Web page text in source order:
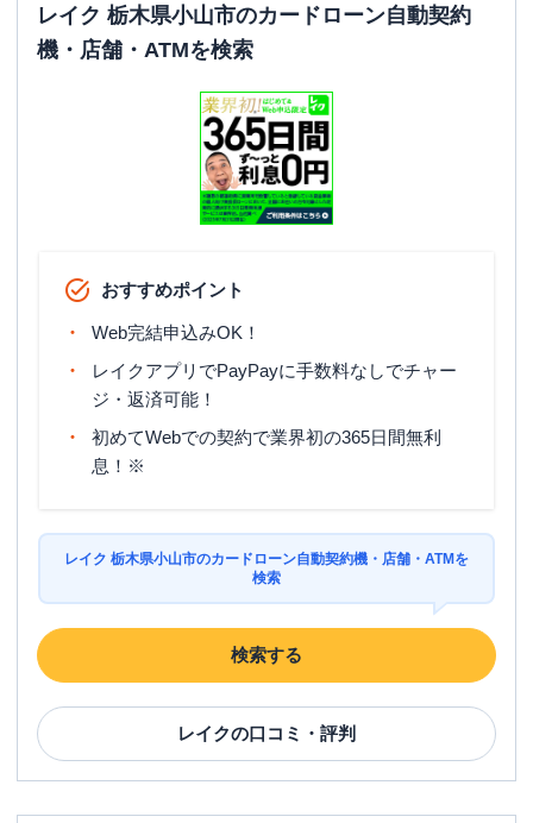
レイク 栃木県小山市のカードローン自動契約
機・店舗・ATMを検索
おすすめポイント
Web完結申込みOK！
レイクアプリでPayPayに手数料なしでチャー
ジ・返済可能！
初めてWebでの契約で業界初の365日間無利
息！※
レイク 栃木県小山市のカードローン自動契約機・店舗・ATMを
検索
検索する
レイクの口コミ・評判